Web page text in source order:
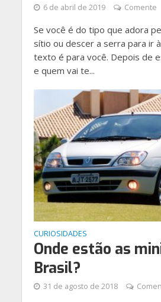
6 de abril de 2019 Comente
Se você é do tipo que adora
sítio ou descer a serra para ir
texto é para você. Depois de
e quem vai te...
CURIOSIDADES
Onde estão as
Brasil?
31 de agosto de 2018